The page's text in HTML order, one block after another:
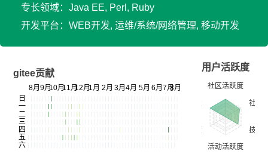
专长领域：Java EE, Perl, Ruby
开发平台：WEB开发, 运维/系统/网络管理, 移动开发
gitee贡献
用户活跃度